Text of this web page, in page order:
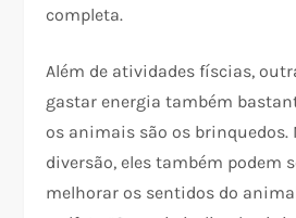
completa.
Além de atividades físcias,
gastar energia também
os animais são os brinquedos.
diversão, eles também podem
melhorar os sentidos do